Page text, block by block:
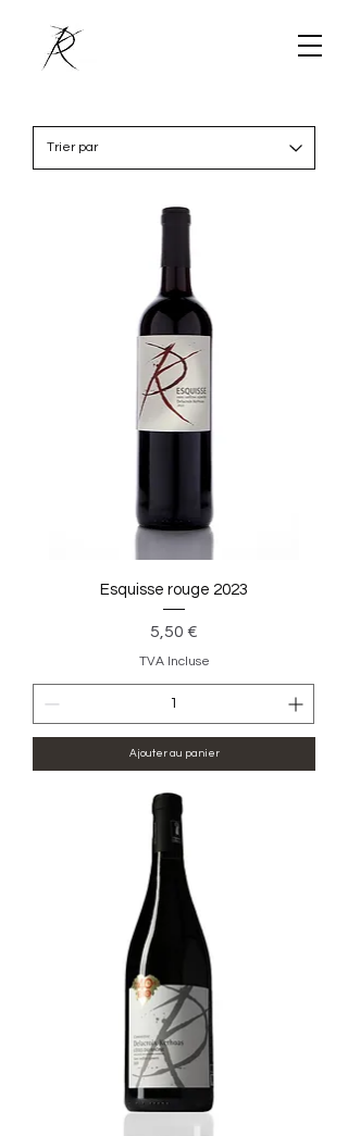
Esquisse rouge 2023
Prix
5,50 €
TVA Incluse
Ajouter au panier